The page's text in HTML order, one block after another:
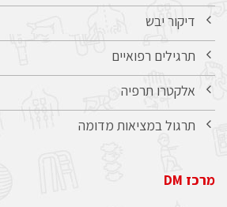
דיקור יבש
תרגילים רפואיים
אלקטרו תרפיה
תרגול במציאות מדומה
מרכז DM